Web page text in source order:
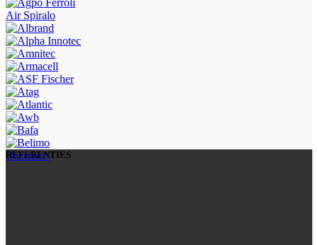
Air Spiralo
Bezemers
REFERENTIES